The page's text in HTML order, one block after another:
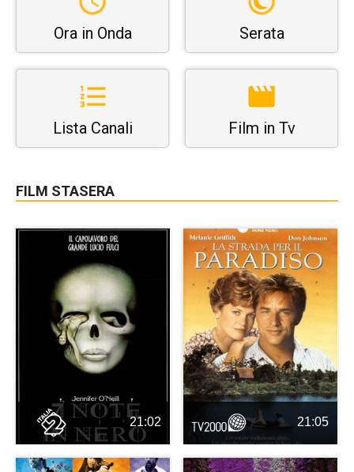
Ora in Onda Serata
Lista Canali Film in Tv
FILM STASERA
21:02 21:05